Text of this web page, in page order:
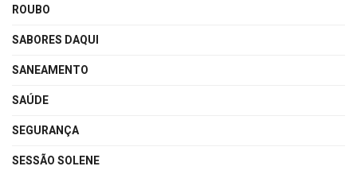
ROUBO
SABORES DAQUI
SANEAMENTO
SAÚDE
SEGURANÇA
SESSÃO SOLENE